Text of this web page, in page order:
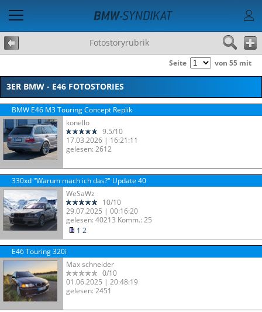
Fotostoryrubrik
Seite von 55 mit
3ER BMW - E46 FOTOSTORIES
BMW E46 M3 Touring Concept Replik
konello
9.5/10
17.03.2026 | 16:21:11
gelesen: 2612
330xd "Warum mach ich das?" Update 40
WeSaWz
10/10
29.07.2025 | 00:16:20
gelesen: 40213 Komm.: 25
1 2
E46 Touring 320i
Max schneider
0/10
01.06.2025 | 20:48:19
gelesen: 2451